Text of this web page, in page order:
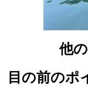
他
目の前のポ